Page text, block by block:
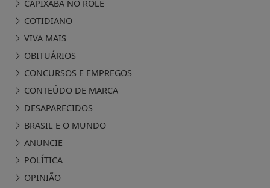
CAPIXABA NO ROLÊ
COTIDIANO
VIVA MAIS
OBITUÁRIOS
CONCURSOS E EMPREGOS
CONTEÚDO DE MARCA
DESAPARECIDOS
BRASIL E O MUNDO
ANUNCIE
POLÍTICA
OPINIÃO